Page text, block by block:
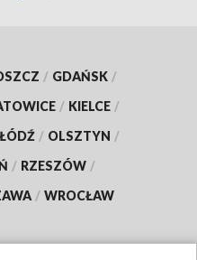
/ GDAŃSK /
/ KIELCE /
ŁÓDŹ / OLSZTYN /
/ RZESZÓW /
/ WROCŁAW